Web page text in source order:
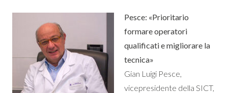
Pesce: «Prioritario
formare operatori
qualificati e migliorare la
tecnica»
Gian Luigi Pesce,
vicepresidente della SICT,